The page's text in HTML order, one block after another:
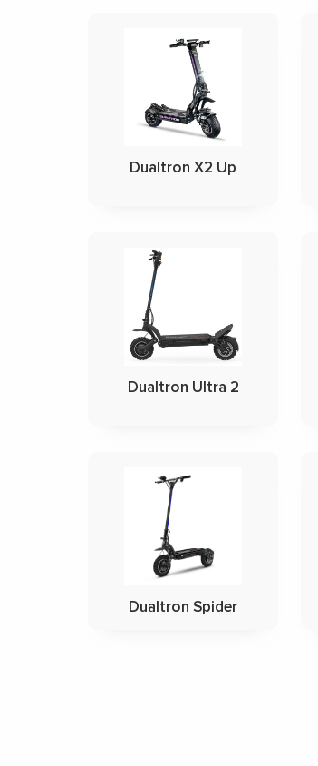
Dualtron X2 Up
Dualtron Ultra 2
Dualtron Spider